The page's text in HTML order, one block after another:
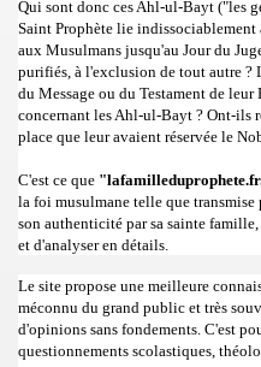
Qui sont donc ces Ahl-ul-Bayt ("les
Saint Prophète lie indissociablement
aux Musulmans jusqu'au Jour du
purifiés, à l'exclusion de tout autre ?
du Message ou du Testament de
concernant les Ahl-ul-Bayt ? Ont-ils
place que leur avaient réservée le
C'est ce que
la foi musulmane telle que transmise
son authenticité par sa sainte famille,
et d'analyser en détails.
Le site propose une meilleure
méconnu du grand public et très
d'opinions sans fondements. C'est
questionnements scolastiques,